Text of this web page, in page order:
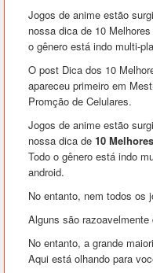
Jogos de anime estão
nossa dica de 10
o gênero está indo multi-
O post Dica dos 10
apareceu primeiro em
Promção de Celulares.
Jogos de anime estão
nossa dica de 10
Todo o gênero está indo
android.
No entanto, nem todos os
Alguns são razoavelmente
No entanto, a grande
Aqui está olhando para